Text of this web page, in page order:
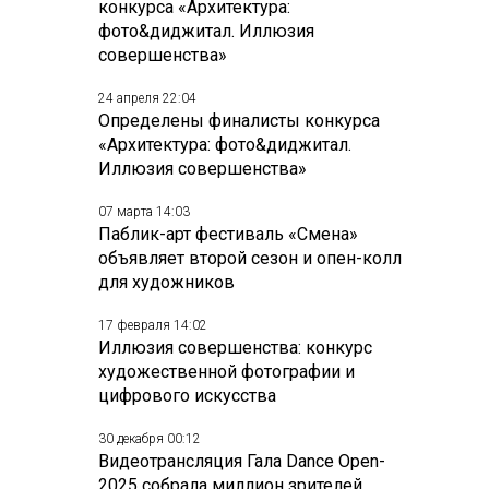
конкурса «Архитектура:
фото&диджитал. Иллюзия
совершенства»
24 апреля 22:04
Определены финалисты конкурса
«Архитектура: фото&диджитал.
Иллюзия совершенства»
07 марта 14:03
Паблик-арт фестиваль «Смена»
объявляет второй сезон и опен-колл
для художников
17 февраля 14:02
Иллюзия совершенства: конкурс
художественной фотографии и
цифрового искусства
30 декабря 00:12
Видеотрансляция Гала Dance Open-